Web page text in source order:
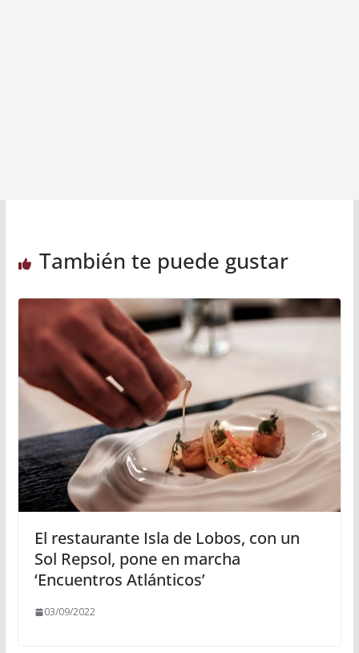
También te puede gustar
El restaurante Isla de Lobos, con un
Sol Repsol, pone en marcha
‘Encuentros Atlánticos’
03/09/2022